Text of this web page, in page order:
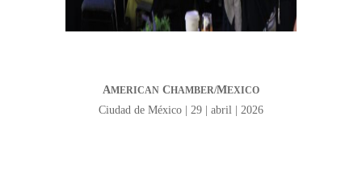
AMERICANCHAMBER/MEXICO
Ciudad de México | 29 | abril | 2026